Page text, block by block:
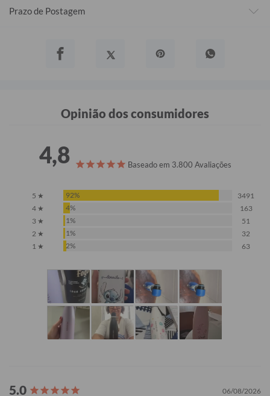
Prazo de Postagem
Opinião dos consumidores
4,8 Baseado em 3.800 Avaliações
5 ★ 92%
3491
4 ★
4%
163
3 ★
1%
51
2 ★
1%
32
1 ★
2% 63
06/08/2026